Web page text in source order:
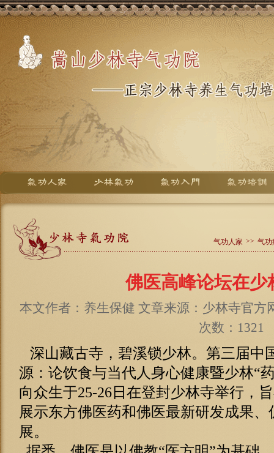
气功人家 >> 气功
佛医高峰论坛在少
本文作者：养生保健 文章来源：少林寺官方
次数：1321
深山藏古寺，碧溪锁少林。第三届
源：论饮食与当代人身心健康暨少林“
向众生于25-26日在登封少林寺举行，
展示东方佛医药和佛医最新研发成果
展。